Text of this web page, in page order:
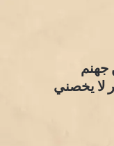
لا يخصني